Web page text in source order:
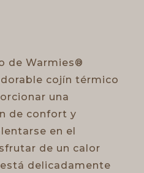
de Warmies®
cojín térmico
una
de confort y
en el
de un calor
delicadamente